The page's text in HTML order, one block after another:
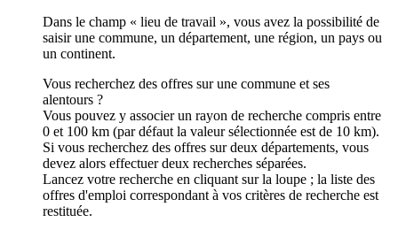
Dans le champ « lieu de travail », vous avez la possibilité de
saisir une commune, un département, une région, un pays ou
un continent.
Vous recherchez des offres sur une commune et ses
alentours ?
Vous pouvez y associer un rayon de recherche compris entre
0 et 100 km (par défaut la valeur sélectionnée est de 10 km).
Si vous recherchez des offres sur deux départements, vous
devez alors effectuer deux recherches séparées.
Lancez votre recherche en cliquant sur la loupe ; la liste des
offres d'emploi correspondant à vos critères de recherche est
restituée.